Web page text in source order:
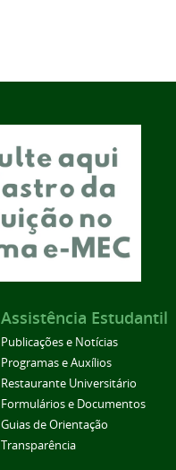
Assistência Estudantil
Publicações e Notícias
Programas e Auxílios
Restaurante Universitário
Formulários e Documentos
Guias de Orientação
Transparência